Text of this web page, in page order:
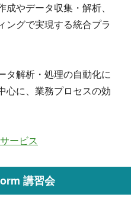
やデータ収集・解析、
ングで実現する統合プラ
タ解析・処理の自動化に
心に、業務プロセスの効
ービス
講習会